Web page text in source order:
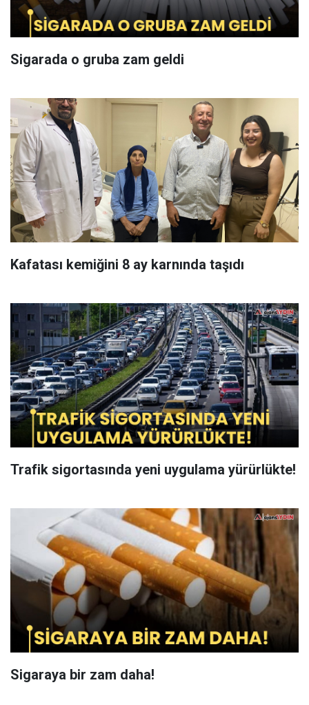
Sigarada o gruba zam geldi
Kafatası kemiğini 8 ay karnında taşıdı
Trafik sigortasında yeni uygulama yürürlükte!
Sigaraya bir zam daha!